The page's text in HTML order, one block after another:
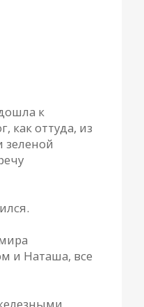
к
как оттуда, из
зеленой
и Наташа, все